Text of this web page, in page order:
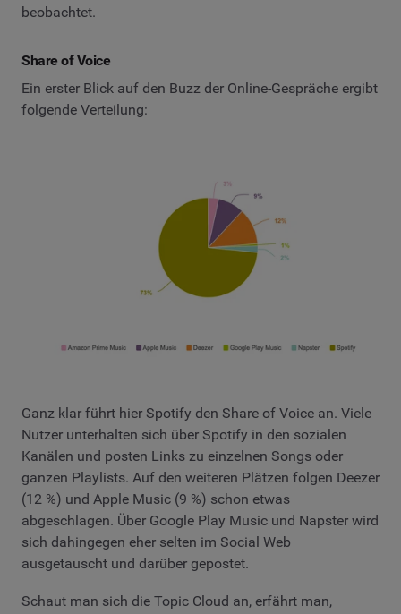
beobachtet.
Share of Voice
Ein erster Blick auf den Buzz der Online-Gespräche ergibt
folgende Verteilung:
Ganz klar führt hier Spotify den Share of Voice an. Viele
Nutzer unterhalten sich über Spotify in den sozialen
Kanälen und posten Links zu einzelnen Songs oder
ganzen Playlists. Auf den weiteren Plätzen folgen Deezer
(12 %) und Apple Music (9 %) schon etwas
abgeschlagen. Über Google Play Music und Napster wird
sich dahingegen eher selten im Social Web
ausgetauscht und darüber gepostet.
Schaut man sich die Topic Cloud an, erfährt man,